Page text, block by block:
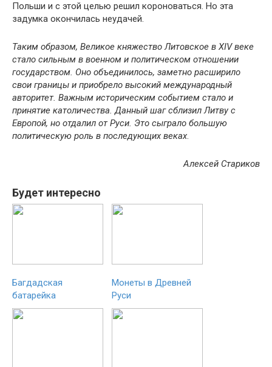
Польши и с этой целью решил короноваться. Но эта
задумка окончилась неудачей.
Таким образом, Великое княжество Литовское в XIV веке
стало сильным в военном и политическом отношении
государством. Оно объединилось, заметно расширило
свои границы и приобрело высокий международный
авторитет. Важным историческим событием стало и
принятие католичества. Данный шаг сблизил Литву с
Европой, но отдалил от Руси. Это сыграло большую
политическую роль в последующих веках.
Алексей Стариков
Будет интересно
Багдадская
батарейка
Монеты в Древней
Руси